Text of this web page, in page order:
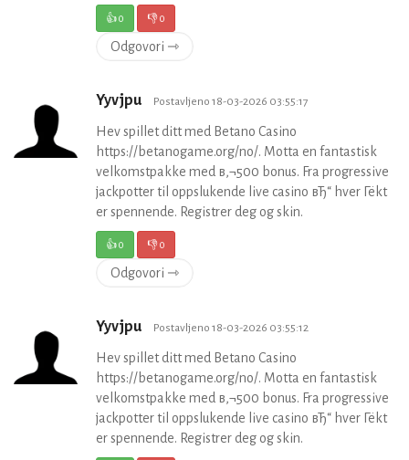
👍0 👎0
Odgovori ⇾
Yyvjpu Postavljeno 18-03-2026 03:55:17
Hev spillet ditt med Betano Casino
https://betanogame.org/no/. Motta en fantastisk
velkomstpakke med в‚¬500 bonus. Fra progressive
jackpotter til oppslukende live casino вЂ“ hver Гёkt
er spennende. Registrer deg og skin.
👍0 👎0
Odgovori ⇾
Yyvjpu Postavljeno 18-03-2026 03:55:12
Hev spillet ditt med Betano Casino
https://betanogame.org/no/. Motta en fantastisk
velkomstpakke med в‚¬500 bonus. Fra progressive
jackpotter til oppslukende live casino вЂ“ hver Гёkt
er spennende. Registrer deg og skin.